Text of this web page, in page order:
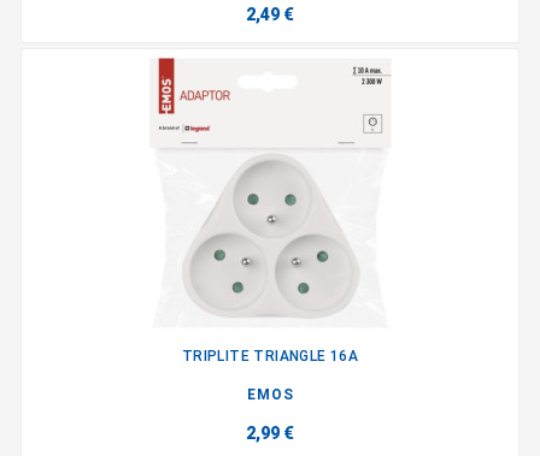
2,49 €
TRIPLITE TRIANGLE 16A
EMOS
2,99 €